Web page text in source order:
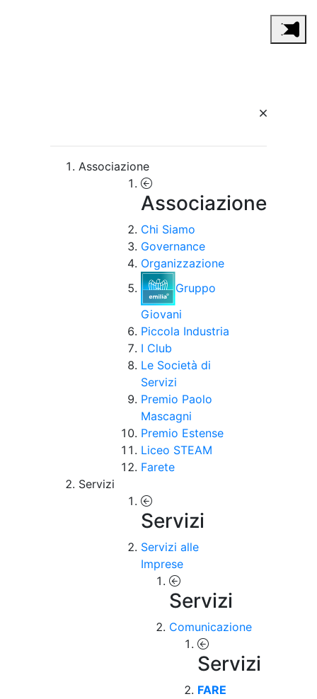
Associazione
Associazione
Chi Siamo
Governance
Organizzazione
Gruppo
Giovani
Piccola Industria
I Club
Le Società di
Servizi
Premio Paolo
Mascagni
Premio Estense
Liceo STEAM
Farete
Servizi
Servizi
Servizi alle
Imprese
Servizi
Comunicazione
Servizi
FARE